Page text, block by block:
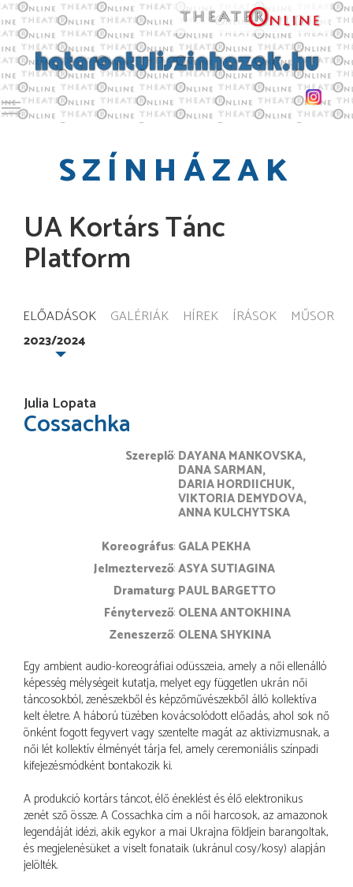
Toggle main menu visibility
SZÍNHÁZAK
UA Kortárs Tánc
Platform
ELŐADÁSOK GALÉRIÁK HÍREK ÍRÁSOK MŰSOR
2023/2024
Julia Lopata
Cossachka
Szereplő DAYANA MANKOVSKA
DANA SARMAN
DARIA HORDIICHUK
VIKTORIA DEMYDOVA
ANNA KULCHYTSKA
koreográfus GALA PEKHA
jelmeztervező ASYA SUTIAGINA
dramaturg PAUL BARGETTO
fénytervező OLENA ANTOKHINA
zeneszerző OLENA SHYKINA
Egy ambient audio-koreográfiai odüsszeia, amely a női ellenálló
képesség mélységeit kutatja, melyet egy független ukrán női
táncosokból, zenészekből és képzőművészekből álló kollektíva
kelt életre. A háború tüzében kovácsolódott előadás, ahol sok nő
önként fogott fegyvert vagy szentelte magát az aktivizmusnak, a
női lét kollektív élményét tárja fel, amely ceremoniális színpadi
kifejezésmódként bontakozik ki.
A produkció kortárs táncot, élő éneklést és élő elektronikus
zenét sző össze. A Cossachka cím a női harcosok, az amazonok
legendáját idézi, akik egykor a mai Ukrajna földjein barangoltak,
és megjelenésüket a viselt fonataik (ukránul cosy/kosy) alapján
jelölték.